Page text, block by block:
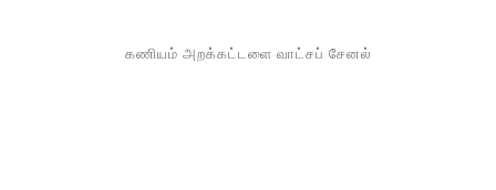
கணியம் அறக்கட்டளை வாட்சப் சேனல்